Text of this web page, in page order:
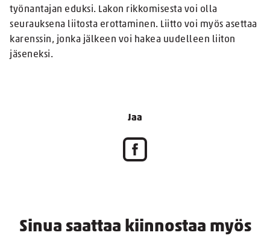
työnantajan eduksi. Lakon rikkomisesta voi olla
seurauksena liitosta erottaminen. Liitto voi myös asettaa
karenssin, jonka jälkeen voi hakea uudelleen liiton
jäseneksi.
Jaa
Sinua saattaa kiinnostaa myös